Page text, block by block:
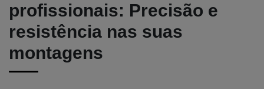
profissionais: Precisão e
resistência nas suas
montagens